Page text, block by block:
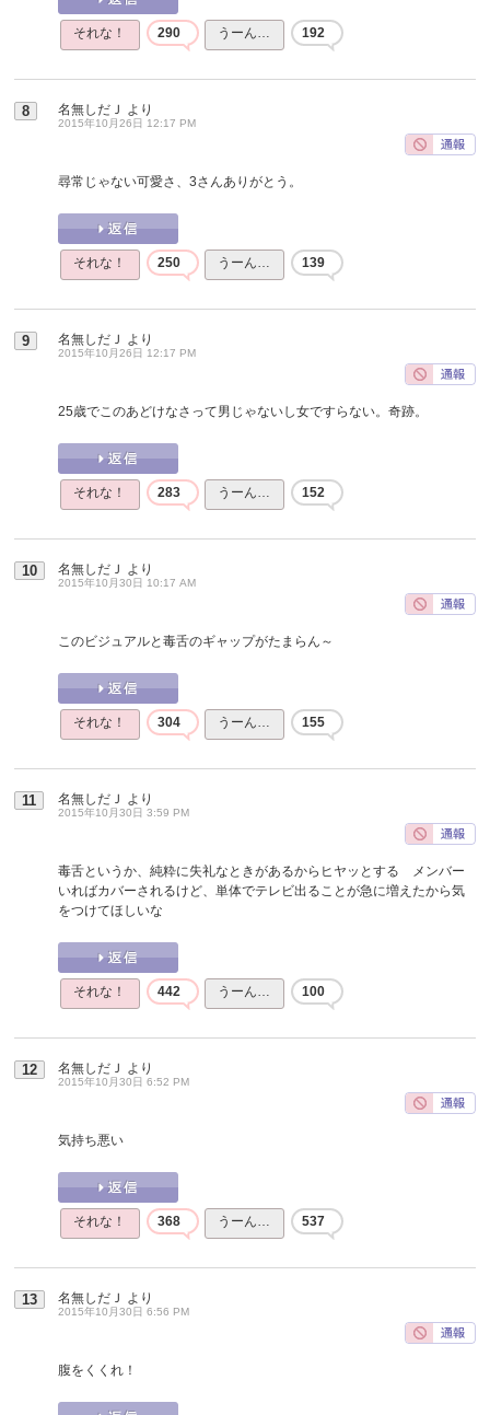
それな！ 290 うーん… 192
8 名無しだＪ より
2015年10月26日 12:17 PM
尋常じゃない可愛さ、3さんありがとう。
それな！ 250 うーん… 139
9 名無しだＪ より
2015年10月26日 12:17 PM
25歳でこのあどけなさって男じゃないし女ですらない。奇跡。
それな！ 283 うーん… 152
10 名無しだＪ より
2015年10月30日 10:17 AM
このビジュアルと毒舌のギャップがたまらん～
それな！ 304 うーん… 155
11 名無しだＪ より
2015年10月30日 3:59 PM
毒舌というか、純粋に失礼なときがあるからヒヤッとする メンバー
いればカバーされるけど、単体でテレビ出ることが急に増えたから気
をつけてほしいな
それな！ 442 うーん… 100
12 名無しだＪ より
2015年10月30日 6:52 PM
気持ち悪い
それな！ 368 うーん… 537
13 名無しだＪ より
2015年10月30日 6:56 PM
腹をくくれ！